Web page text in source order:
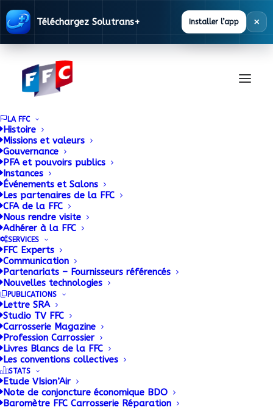
Téléchargez Solutrans+ Installer l’app ×
LA FFC
Histoire
Missions et valeurs
Gouvernance
PFA et pouvoirs publics
Instances
Événements et Salons
Les partenaires de la FFC
CFA de la FFC
Nous rendre visite
Adhérer à la FFC
SERVICES
FFC Experts
Communication
Partenariats – Fournisseurs référencés
Nouvelles technologies
PUBLICATIONS
Lettre SRA
Studio TV FFC
Carrosserie Magazine
Profession Carrossier
Livres Blancs de la FFC
Les conventions collectives
STATS
Etude VIsion’Air
Note de conjoncture économique BDO
Baromètre FFC Carrosserie Réparation
Documentation
La FFC met à disposition des ses adhérents
une base documentaire alimentée en